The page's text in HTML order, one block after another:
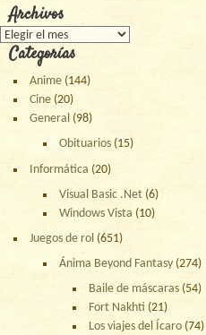
Archivos
Archivos
Categorías
Anime (144)
Cine (20)
General (98)
Obituarios (15)
Informática (20)
Visual Basic .Net (6)
Windows Vista (10)
Juegos de rol (651)
Ánima Beyond Fantasy (274)
Baile de máscaras (54)
Fort Nakhti (21)
Los viajes del Ícaro (74)